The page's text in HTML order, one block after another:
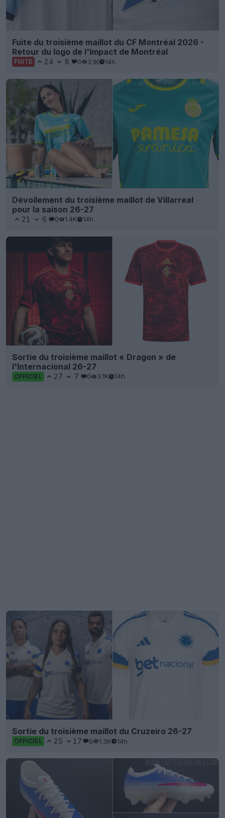
Fuite du troisième maillot du CF Montréal 2026 -
Retour du logo de l'Impact de Montréal
FUITE 24 8 0 3.1K 14h
Dévoilement du troisième maillot de Villarreal
pour la saison 26-27
21 6 0 1.4K 14h
Sortie du troisième maillot « Dragon » de
l'Internacional 26-27
OFFICIEL 27 7 0 3.1K 14h
Sortie du troisième maillot du Cruzeiro 26-27
OFFICIEL 25 17 0 1.3K 14h